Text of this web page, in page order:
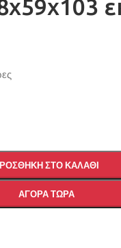
ΣΤΟ ΚΑΛΆΘΙ
ΑΓΟΡΆ ΤΏΡΑ